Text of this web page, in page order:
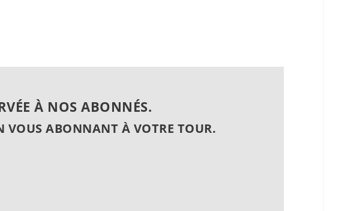
À NOS ABONNÉS.
VOUS ABONNANT À VOTRE TOUR.